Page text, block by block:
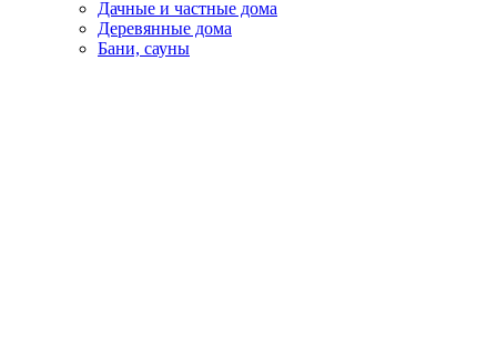
Дачные и частные дома
Деревянные дома
Бани, сауны